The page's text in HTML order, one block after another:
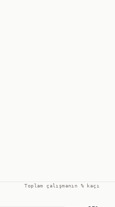
Toplam çalışmanın % kaçı